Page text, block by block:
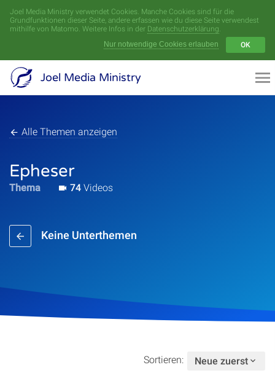
Joel Media Ministry verwendet Cookies. Manche Cookies sind für die
Grundfunktionen dieser Seite, andere erfassen wie du diese Seite verwendest
mithilfe von Matomo. Weitere Infos in der Datenschutzerklärung.
Nur notwendige Cookies erlauben
OK
Joel Media Ministry
Alle Themen anzeigen
Epheser
Thema 74 Videos
Keine Unterthemen
Sortieren: Neue zuerst
Menü
Videoarchiv
Podcasts
Studienzentrum